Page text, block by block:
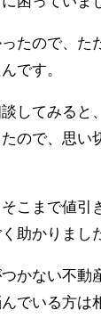
たので、た
です。
してみると
ので、思い
こまで値引
助かりまし
かない不動
でいる方は